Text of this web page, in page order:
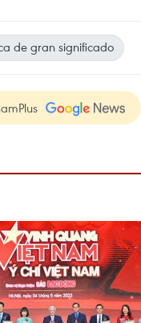
de gran significado